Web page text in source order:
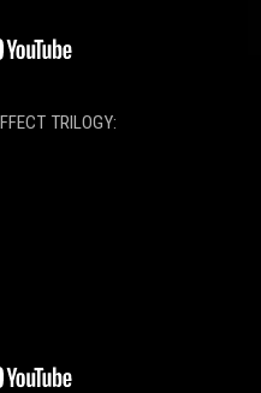
TRILOGY: